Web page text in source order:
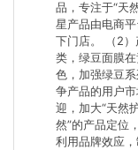
品，专注于“天
星产品由电商
下门店。 （2
类，绿豆面膜
色，加强绿豆
争产品的用户
迎，加大“天然
然”的产品定位
利用品牌效应